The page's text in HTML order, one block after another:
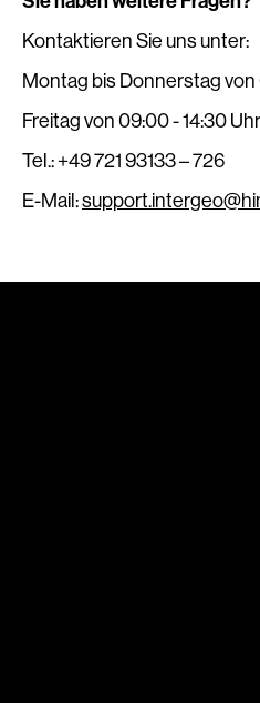
Kontaktieren Sie uns unter:
Montag bis Donnerstag von
Freitag von 09:00 - 14:30
Tel.: +49 721 93133 – 726
E-Mail: